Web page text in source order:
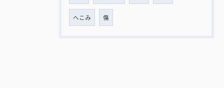
へこみ 傷